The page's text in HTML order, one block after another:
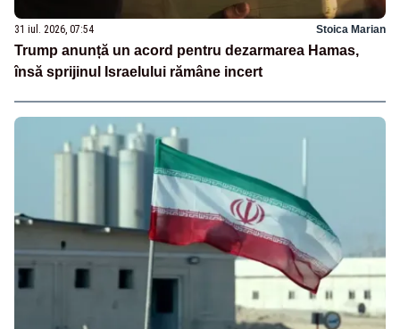
31 iul. 2026, 07:54 Stoica Marian
Trump anunță un acord pentru dezarmarea Hamas,
însă sprijinul Israelului rămâne incert